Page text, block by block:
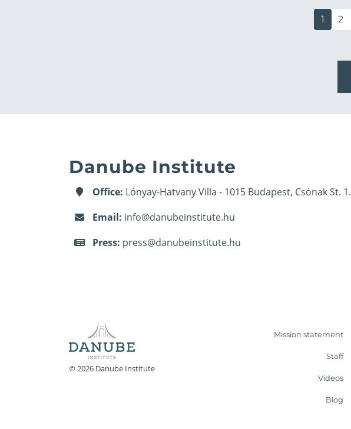
1 2
Danube Institute
Office: Lónyay-Hatvany Villa - 1015 Budapest, Csónak St. 1.
Email: info@danubeinstitute.hu
Press: press@danubeinstitute.hu
© 2026 Danube Institute
Mission statement
Staff
Videos
Blog